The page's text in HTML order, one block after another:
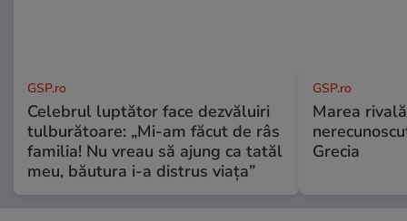
GSP.ro
Celebrul luptător face dezvăluiri
tulburătoare: „Mi-am făcut de râs
familia! Nu vreau să ajung ca tatăl
meu, băutura i-a distrus viața”
GSP.ro
Marea
Grecia